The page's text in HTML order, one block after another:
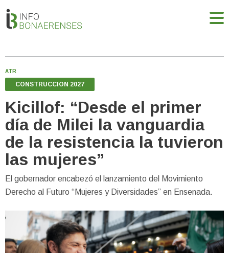
ATR
CONSTRUCCION 2027
Kicillof: “Desde el primer
día de Milei la vanguardia
de la resistencia la tuvieron
las mujeres”
El gobernador encabezó el lanzamiento del Movimiento
Derecho al Futuro “Mujeres y Diversidades” en Ensenada.